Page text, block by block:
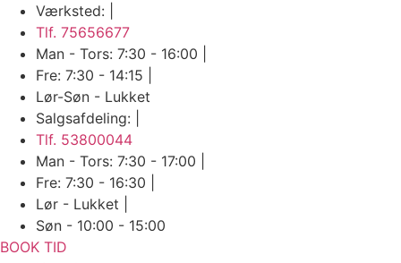
Skip
content
Værksted: |
Tlf. 75656677
Man - Tors: 7:30 - 16:00 |
Fre: 7:30 - 14:15 |
Lør-Søn - Lukket
Salgsafdeling: |
Tlf. 53800044
Man - Tors: 7:30 - 17:00 |
Fre: 7:30 - 16:30 |
Lør - Lukket |
Søn - 10:00 - 15:00
BOOK TID